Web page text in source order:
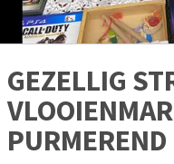
GEZELLIG
PURMEREND